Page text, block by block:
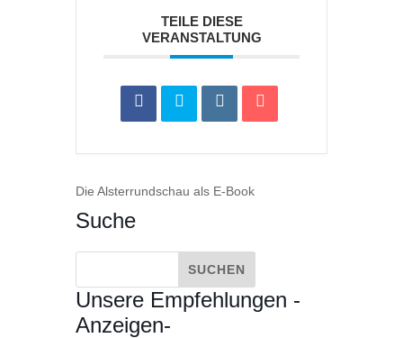
TEILE DIESE
VERANSTALTUNG
Die Alsterrundschau als E-Book
Suche
Unsere Empfehlungen -
Anzeigen-